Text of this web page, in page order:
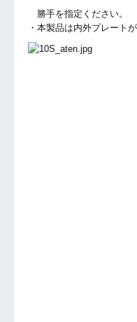
勝手を指定ください。
・本製品は内外プレート